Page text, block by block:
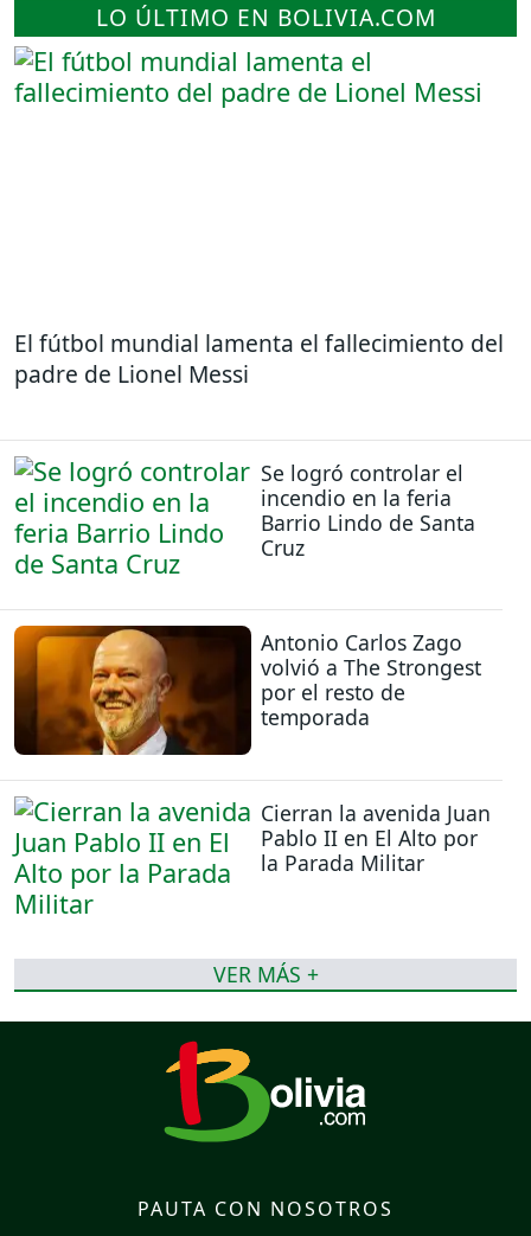
LO ÚLTIMO EN BOLIVIA.COM
El fútbol mundial lamenta el fallecimiento del
padre de Lionel Messi
Se logró controlar el
incendio en la feria
Barrio Lindo de Santa
Cruz
Antonio Carlos Zago
volvió a The Strongest
por el resto de
temporada
Cierran la avenida Juan
Pablo II en El Alto por
la Parada Militar
VER MÁS +
PAUTA CON NOSOTROS